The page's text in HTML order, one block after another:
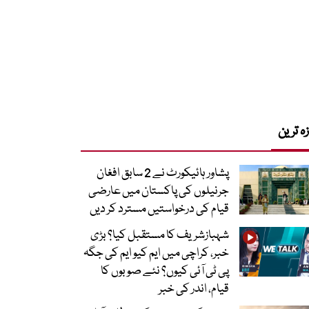
ترین
پشاور ہائیکورٹ نے 2 سابق افغان
جرنیلوں کی پاکستان میں عارضی
قیام کی درخواستیں مسترد کر دیں
شہبازشریف کا مستقبل کیا؟ بڑی
خبر، کراچی میں ایم کیو ایم کی جگہ
پی ٹی آئی کیوں؟ نئے صوبوں کا
قیام، اندر کی خبر